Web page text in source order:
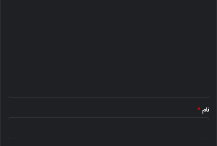
نام*